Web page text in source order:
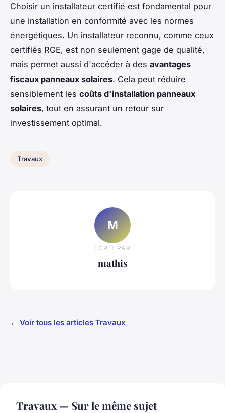
Choisir un installateur certifié est fondamental pour
une installation en conformité avec les normes
énergétiques. Un installateur reconnu, comme ceux
certifiés RGE, est non seulement gage de qualité,
mais permet aussi d'accéder à des avantages
fiscaux panneaux solaires. Cela peut réduire
sensiblement les coûts d'installation panneaux
solaires, tout en assurant un retour sur
investissement optimal.
Travaux
M
ECRIT PAR
mathis
← Voir tous les articles Travaux
Travaux — Sur le même sujet